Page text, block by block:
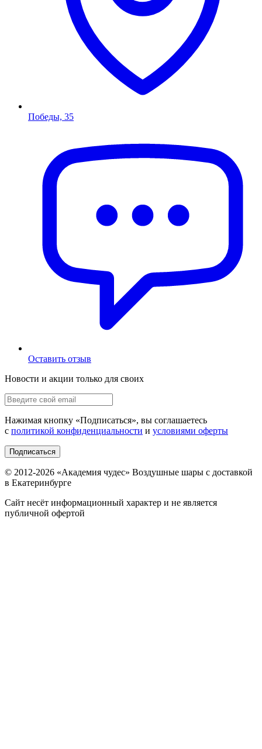
Победы, 35
Оставить отзыв
Новости и акции только для своих
Нажимая кнопку «Подписаться», вы соглашаетесь
с политикой конфиденциальности и условиями оферты
Подписаться
© 2012-2026 «Академия чудес» Воздушные шары с доставкой
в Екатеринбурге
Сайт несёт информационный характер и не является
публичной офертой